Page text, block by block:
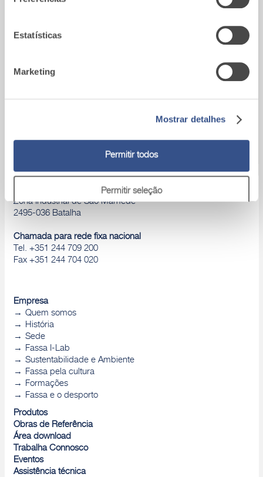
Estatísticas
Marketing
Mostrar detalhes
Permitir todos
Permitir seleção
Zona Industrial de São Mamede
2495-036 Batalha
Chamada para rede fixa nacional
Tel. +351 244 709 200
Fax +351 244 704 020
Empresa
Quem somos
História
Sede
Fassa I-Lab
Sustentabilidade e Ambiente
Fassa pela cultura
Formações
Fassa e o desporto
Produtos
Obras de Referência
Área download
Trabalha Connosco
Eventos
Assistência técnica